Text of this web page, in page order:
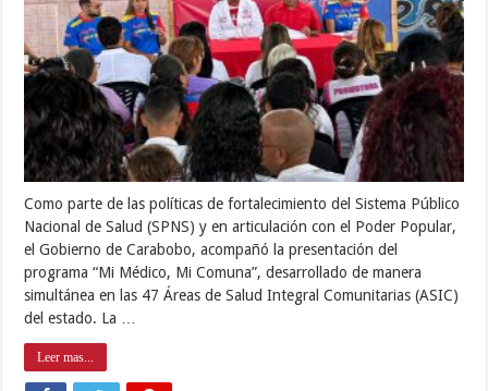
Como parte de las políticas de fortalecimiento del Sistema Público
Nacional de Salud (SPNS) y en articulación con el Poder Popular,
el Gobierno de Carabobo, acompañó la presentación del
programa “Mi Médico, Mi Comuna”, desarrollado de manera
simultánea en las 47 Áreas de Salud Integral Comunitarias (ASIC)
del estado. La …
Leer mas...